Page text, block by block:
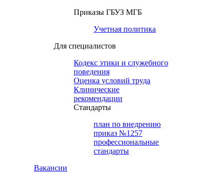
Приказы ГБУЗ МГБ
Учетная политика
Для специалистов
Кодекс этики и служебного
поведения
Оценка условий труда
Клинические
рекомендации
Cтандарты
план по внедрению
приказ №1257
профессиональные
стандарты
Вакансии